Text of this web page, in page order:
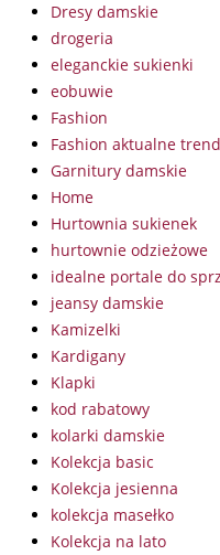
Dresy damskie
drogeria
eleganckie sukienki
eobuwie
Fashion
Fashion aktualne
Garnitury damskie
Home
Hurtownia sukienek
hurtownie odzieżowe
idealne portale do
jeansy damskie
Kamizelki
Kardigany
Klapki
kod rabatowy
kolarki damskie
Kolekcja basic
Kolekcja jesienna
kolekcja masełko
Kolekcja na lato